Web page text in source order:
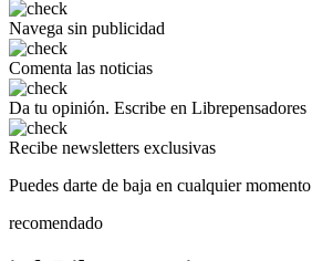
Navega sin publicidad
Comenta las noticias
Da tu opinión. Escribe en Librepensadores
Recibe newsletters exclusivas
Puedes darte de baja en cualquier momento
recomendado